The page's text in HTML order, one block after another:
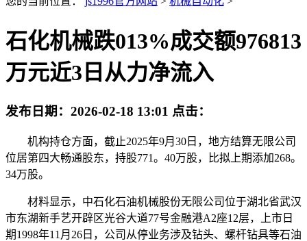
石化机械跌013%成交额976813
万元近3日从力净流入
发布日期： 2026-02-18 13:01 点击：
机构持仓方面，截止2025年9月30日，地方结算无限公司
位居第四大畅通股东，持股771。40万股，比拟上期添加268。
34万股。
材料显示，中石化石油机械股份无限公司位于湖北省武汉
市东湖新手艺开辟区光谷大道77号金融港A2座12层，上市日
期1998年11月26日，公司从停业务涉及钻头、螺杆钻具等石油